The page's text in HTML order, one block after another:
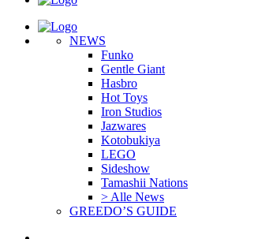
NEWS
Funko
Gentle Giant
Hasbro
Hot Toys
Iron Studios
Jazwares
Kotobukiya
LEGO
Sideshow
Tamashii Nations
> Alle News
GREEDO’S GUIDE